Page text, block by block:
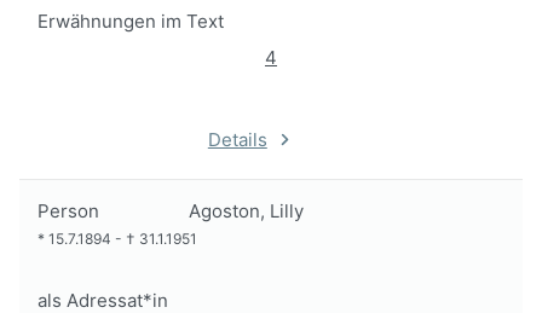
Erwähnungen im Text
4
Details
Person Agoston, Lilly
* 15.7.1894 - † 31.1.1951
als Adressat*in